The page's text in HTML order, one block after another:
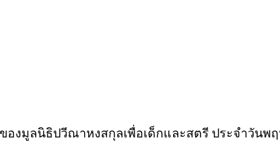
องมูลนิธิปวีณาหงสกุลเพื่อเด็กและสตรี ประจำวันพ